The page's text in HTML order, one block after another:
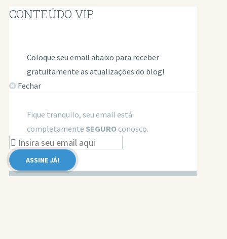
CONTEÚDO VIP
Coloque seu email abaixo para receber
gratuitamente as atualizações do blog!
Fechar
Fique tranquilo, seu email está
completamente SEGUROconosco.